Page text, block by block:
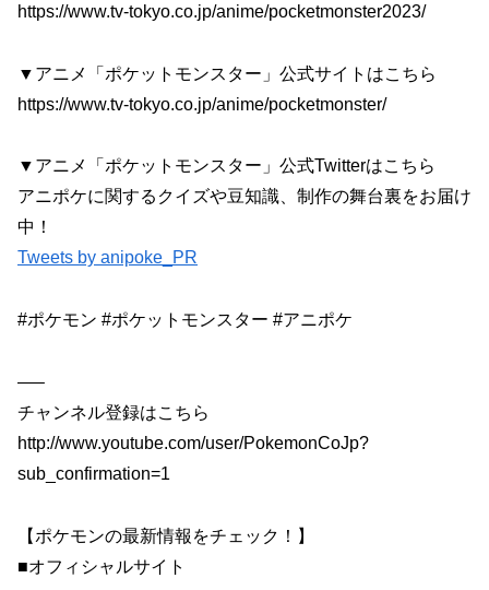
https://www.tv-tokyo.co.jp/anime/pocketmonster2023/
▼アニメ「ポケットモンスター」公式サイトはこちら
https://www.tv-tokyo.co.jp/anime/pocketmonster/
▼アニメ「ポケットモンスター」公式Twitterはこちら
アニポケに関するクイズや豆知識、制作の舞台裏をお届け
中！
Tweets by anipoke_PR
#ポケモン #ポケットモンスター #アニポケ
—–
チャンネル登録はこちら
http://www.youtube.com/user/PokemonCoJp?
sub_confirmation=1
【ポケモンの最新情報をチェック！】
■オフィシャルサイト